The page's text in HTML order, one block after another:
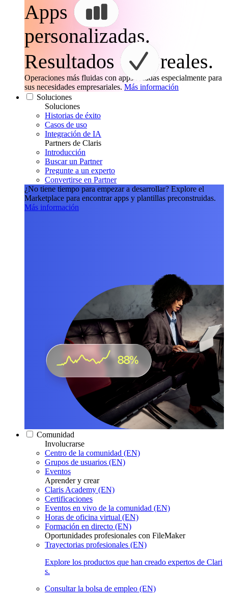
Apps
personalizadas.
Resultados
reales.
Operaciones más fluidas con apps creadas especialmente para
sus necesidades empresariales. Más información
Soluciones
Soluciones
Historias de éxito
Casos de uso
Integración de IA
Partners de Claris
Introducción
Buscar un Partner
Pregunte a un experto
Convertirse en Partner
¿No tiene tiempo para empezar a desarrollar? Explore el
Marketplace para encontrar apps y plantillas preconstruidas.
Más información
Comunidad
Involucrarse
Centro de la comunidad (EN)
Grupos de usuarios (EN)
Eventos
Aprender y crear
Claris Academy (EN)
Certificaciones
Eventos en vivo de la comunidad (EN)
Horas de oficina virtual (EN)
Formación en directo (EN)
Oportunidades profesionales con FileMaker
Trayectorias profesionales (EN)
Explore los productos que han creado expertos de Clari
s.
Consultar la bolsa de empleo (EN)